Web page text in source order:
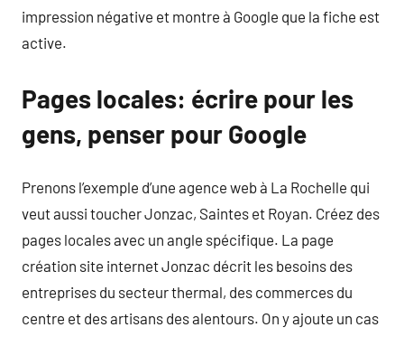
impression négative et montre à Google que la fiche est
active.
Pages locales: écrire pour les
gens, penser pour Google
Prenons l’exemple d’une agence web à La Rochelle qui
veut aussi toucher Jonzac, Saintes et Royan. Créez des
pages locales avec un angle spécifique. La page
création site internet Jonzac décrit les besoins des
entreprises du secteur thermal, des commerces du
centre et des artisans des alentours. On y ajoute un cas